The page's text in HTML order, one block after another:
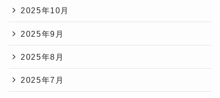
2025年10月
2025年9月
2025年8月
2025年7月